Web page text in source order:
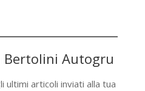
Bertolini Autogru
ultimi articoli inviati alla tua